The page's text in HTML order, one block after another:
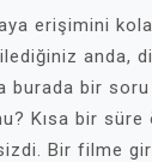
erişimini
anda,
burada bir
Kısa bir süre
Bir filme